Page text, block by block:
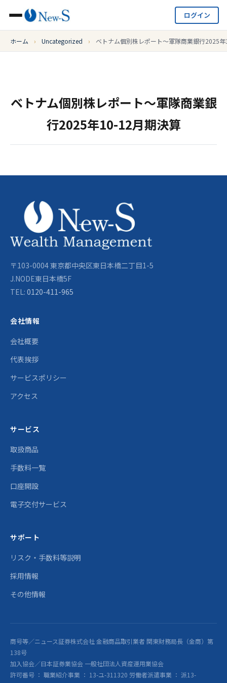
ログイン
ホーム › Uncategorized › ベトナム個別株レポート～軍隊商業銀行2025
ベトナム個別株レポート～軍隊商業銀
行2025年10-12月期決算
〒103-0004 東京都中央区東日本橋二丁目1-5
J.NODE東日本橋5F
TEL: 0120-411-965
会社情報
会社概要
代表挨拶
サービスポリシー
アクセス
サービス
取扱商品
手数料一覧
口座開設
電子交付サービス
サポート
リスク・手数料等説明
採用情報
その他情報
商号等／ニュース証券株式会社 金融商品取引業者 関東財務局長（金商）第
138号
加入協会／日本証券業協会 一般社団法人資産運用業協会
許可番号 ： 職業紹介事業 ： 13-ユ-311320 労働者派遣事業 ： 派13-